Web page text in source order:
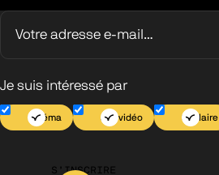
Je suis intéressé par
Cinéma Jeu vidéo Scolaire
S’INSCRIRE